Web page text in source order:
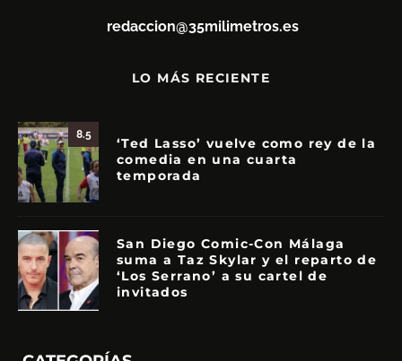
redaccion@35milimetros.es
LO MÁS RECIENTE
8.5
‘Ted Lasso’ vuelve como rey de la
comedia en una cuarta
temporada
San Diego Comic-Con Málaga
suma a Taz Skylar y el reparto de
‘Los Serrano’ a su cartel de
invitados